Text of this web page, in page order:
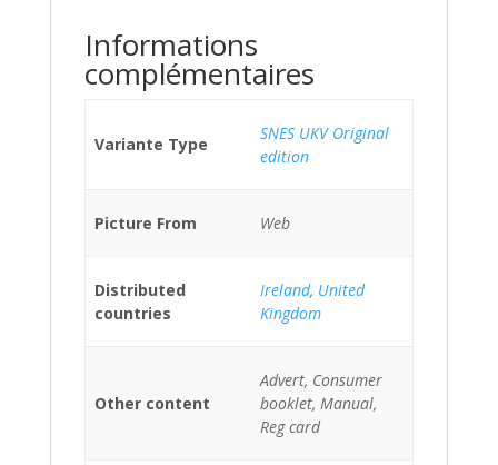
Informations
complémentaires
Variante Type
SNES UKV Original
edition
Picture From Web
Distributed
countries
Ireland, United
Kingdom
Other content
Advert, Consumer
booklet, Manual,
Reg card